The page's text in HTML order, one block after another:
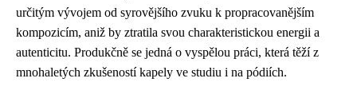
určitým vývojem od syrovějšího zvuku k propracovanějším
kompozicím, aniž by ztratila svou charakteristickou energii a
autenticitu. Produkčně se jedná o vyspělou práci, která těží z
mnohaletých zkušeností kapely ve studiu i na pódiích.